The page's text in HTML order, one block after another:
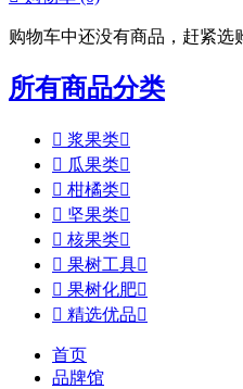
购物车中还没有商品，赶紧选
所有商品分类
 浆果类
 瓜果类
 柑橘类
 坚果类
 核果类
 果树工具
 果树化肥
 精选优品
首页
品牌馆